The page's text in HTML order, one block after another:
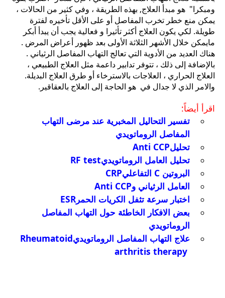
ومبكرا" هو مبدأ العلاج, بهذه الطريقة ، وفي كثير من الحالات ،
يمكن منع خطر تخرب المفاصل أو على الأقل تأخيره لفترة
طويلة. لكي يكون العلاج أكثر تأثيرا و فعالية يجب أن يبدأ أبكر
مايمكن خلال الأشهر الثلاثة الأولى بعد ظهور أعراض المرض .
هناك العديد من الأدوية التي تعالج التهاب المفاصل الرثياني .
بالإضافة إلى ذلك ، تتوفر تدابير داعمة مثل العلاج الطبيعي ،
العلاج الحراري ، العلاجات بالاسترخاء أو طرق العلاج البديلة.
والامر الذي لا جدال في هو الحاجة إلى العلاج بالعقاقير.
اقرأ أيضاً:
تفسير التحاليل المخبرية عند مرضى التهاب
المفاصل الروماتويدي
تحليلAnti CCP
تحليل العامل الروماتويديRF test
البروتين C التفاعليCRP
العامل الرثياني وAnti CCP
اختبار سرعة تثفل الكريات الحمرESR
بعض الافكار الخاطئة حول التهاب المفاصل
الروماتويدي
علاج التهاب المفاصل الروماتويديRheumatoid
arthritis therapy